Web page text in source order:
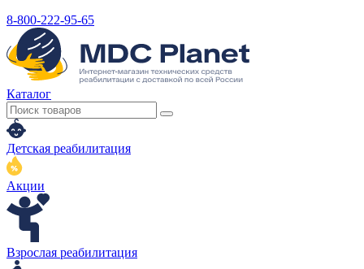
8-800-222-95-65
Каталог
Детская реабилитация
Акции
Взрослая реабилитация